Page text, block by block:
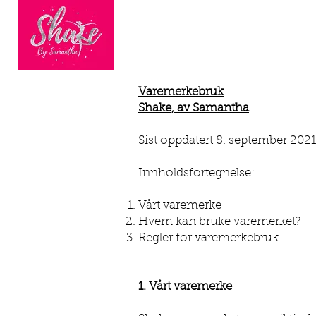
Varemerkebruk
Shake, av Samantha
Sist oppdatert 8. september 2021
Innholdsfortegnelse:
Vårt varemerke
Hvem kan bruke varemerket?
Regler for varemerkebruk
1. Vårt varemerke